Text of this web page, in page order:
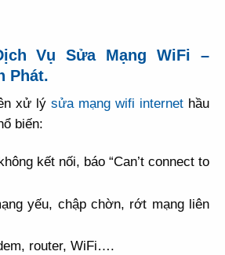
Vụ Sửa Mạng WiFi –
Phát.
xử lý sửa mạng wifi internet hầu
biến:
kết nối, báo “Can’t connect to
yếu, chập chờn, rớt mạng liên
router, WiFi….